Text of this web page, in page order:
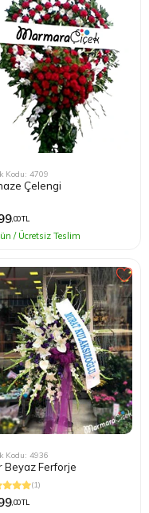
Kodu: 4709
Çelengi
,00 TL
/ Ücretsiz Teslim
Kodu: 4936
Beyaz Ferforje
(1)
,00 TL
Sarıyer